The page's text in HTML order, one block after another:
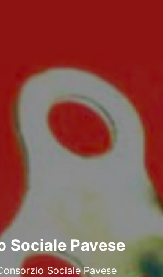
Sociale Pavese
Sociale Pavese